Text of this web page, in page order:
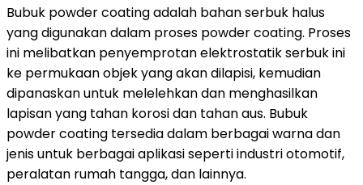
Bubuk powder coating adalah bahan serbuk halus
yang digunakan dalam proses powder coating. Proses
ini melibatkan penyemprotan elektrostatik serbuk ini
ke permukaan objek yang akan dilapisi, kemudian
dipanaskan untuk melelehkan dan menghasilkan
lapisan yang tahan korosi dan tahan aus. Bubuk
powder coating tersedia dalam berbagai warna dan
jenis untuk berbagai aplikasi seperti industri otomotif,
peralatan rumah tangga, dan lainnya.